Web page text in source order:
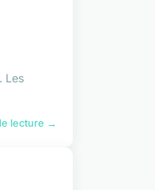
Les
lecture →